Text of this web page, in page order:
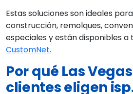
Estas soluciones son ideales
construcción, remolques,
especiales y están disponibles a
CustomNet.
Por qué Las
clientes eligen